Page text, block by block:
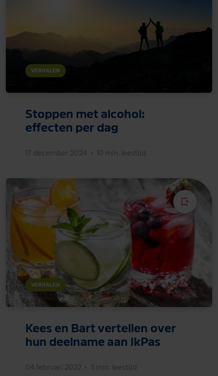
VERHALEN
Stoppen met alcohol:
effecten per dag
17 december 2024 • 10 min. leestijd
VERHALEN
Kees en Bart vertellen over
hun deelname aan IkPas
04 februari 2022 • 5 min. leestijd